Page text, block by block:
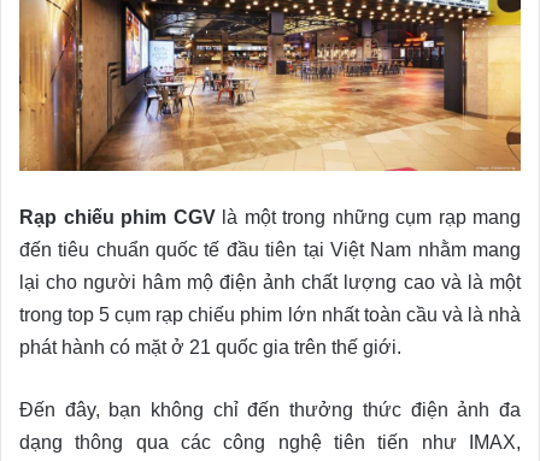
Rạp chiếu phim CGVlà một trong những cụm rạp mang
đến tiêu chuẩn quốc tế đầu tiên tại Việt Nam nhằm mang
lại cho người hâm mộ điện ảnh chất lượng cao và là một
trong top 5 cụm rạp chiếu phim lớn nhất toàn cầu và là nhà
phát hành có mặt ở 21 quốc gia trên thế giới.
Đến đây, bạn không chỉ đến thưởng thức điện ảnh đa
dạng thông qua các công nghệ tiên tiến như IMAX,